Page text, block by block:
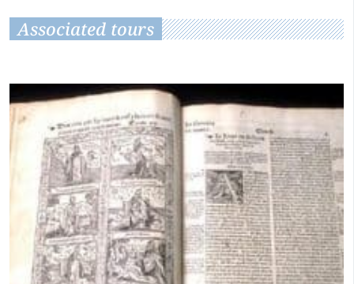
Associated tours